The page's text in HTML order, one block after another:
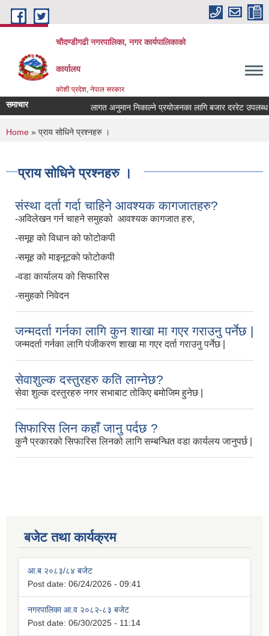
Skip to main content
चौदण्डीगढी नगरपालिका, नगर कार्यपालिकाको
कार्यालय
कोशी प्रदेश, नेपाल सरकार
समाचार लागत अनुमान निकाल्ने प्रयोजनका लागि बजार दररेट उपलब्ध
You are here
Home » प्राय सोधिने प्रश्नहरु ।
प्राय सोधिने प्रश्नहरु ।
संस्था दर्ता गर्दा चाहिने आवश्यक कागजातहरु?
-अविलेखन गर्न चाहने समुहको आवश्यक कागजात हरु,
-समूह को विधान को फोटोकपी
-समूह को माइनूटको फोटोकपी
-वडा कार्यालय को सिफारिस
-समुहको निवेदन
जन्मदर्ता गर्नका लागि कुन शाखा मा गएर गराउनु पर्नेछ |
जन्मदर्ता गर्नका लागि पंजीकरण शाखा मा गएर दर्ता गराउनु पर्नेछ |
सेवाशुल्क दस्तुरहरु कति लाग्नेछ?
सेवा शुल्क दस्तुरहरु नगर सभाबाट तोकिए बमोजिम हुनेछ |
सिफारिस लिन कहाँ जानु पर्दछ ?
कुनै प्रकारको सिफारिस लिनको लागि सम्बन्धित वडा कार्यलय जानुपर्छ |
बजेट तथा कार्यक्रम
आ.ब २०८३/८४ बजेट
Post date: 06/24/2026 - 09:41
नगरपालिका आ.व २०८२-८३ बजेट
Post date: 06/30/2025 - 11:14